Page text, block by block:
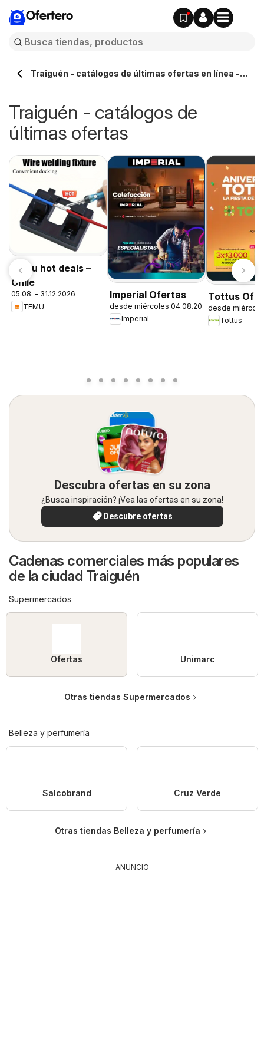
Ofertero
Traiguén - catálogos de últimas ofertas en línea -
Traiguén - catálogos de
últimas ofertas
Temu hot deals –
Chile
05.08. - 31.12.2026
TEMU
Imperial Ofertas
desde miércoles 04.08.2026
Imperial
Tottus
desde
Tottus
Descubra ofertas en su zona
¿Busca inspiración? ¡Vea las ofertas en su zona!
Descubre ofertas
Cadenas comerciales más populares
de la ciudad Traiguén
Supermercados
Ofertas Unimarc
Otras tiendas Supermercados
Belleza y perfumería
Salcobrand Cruz Verde
Otras tiendas Belleza y perfumería
ANUNCIO